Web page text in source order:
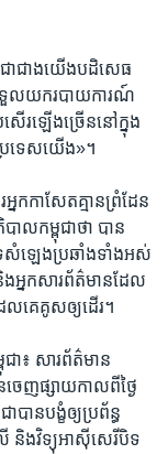
ាជាង​យើង​បដិសេធ
ល​យក​របាយ​ការណ៍​
ើរ​ឡើង​ច្រើន​នៅ​ក្នុង
រទេស​យើង»។​
ក​កាសែត​គ្មាន​ព្រំដែន
ាល​កម្ពុជា​ថា ​បាន​
ទ​សំឡេង​ប្រឆាំង​ទាំង​អស់​
ង​អ្នក​សារ​ព័ត៌មាន​ដែល​
ល​គេ​គូស​ឲ្យ​ដើរ។​
ា៖​ ​សារព័ត៌មាន​
េញ​ផ្សាយ​កាល​ពី​ថ្ងៃ​
បាន​បង្ខំឲ្យ​ប្រព័ន្ធ​
និង​វិទ្យុ​អាស៊ីសេរី​បិទ​